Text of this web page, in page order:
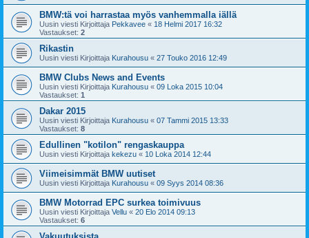
BMW:tä voi harrastaa myös vanhemmalla iällä
Uusin viesti Kirjoittaja Pekkavee « 18 Helmi 2017 16:32
Vastaukset: 2
Rikastin
Uusin viesti Kirjoittaja Kurahousu « 27 Touko 2016 12:49
BMW Clubs News and Events
Uusin viesti Kirjoittaja Kurahousu « 09 Loka 2015 10:04
Vastaukset: 1
Dakar 2015
Uusin viesti Kirjoittaja Kurahousu « 07 Tammi 2015 13:33
Vastaukset: 8
Edullinen "kotilon" rengaskauppa
Uusin viesti Kirjoittaja kekezu « 10 Loka 2014 12:44
Viimeisimmät BMW uutiset
Uusin viesti Kirjoittaja Kurahousu « 09 Syys 2014 08:36
BMW Motorrad EPC surkea toimivuus
Uusin viesti Kirjoittaja Vellu « 20 Elo 2014 09:13
Vastaukset: 6